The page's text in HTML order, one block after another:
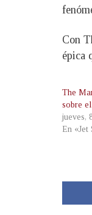
Con
épica
The
sobre
jueves,
En «Jet